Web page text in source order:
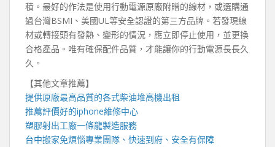
積。最好的作法是使用行動電源原廠附贈的線材，或選購通
過台灣BSMI、美國UL等安全認證的第三方品牌。若發現線
材或轉接頭有發熱、變形的情況，應立即停止使用，並更換
合格產品。唯有確保配件品質，才能讓你的行動電源長長久
久。
【其他文章推薦】
提供原廠最高品質的各式柴油堆高機出租
推薦評價好的iphone維修中心
塑膠射出工廠一條龍製造服務
台中搬家免煩惱專業團隊、快速到府、安全有保障